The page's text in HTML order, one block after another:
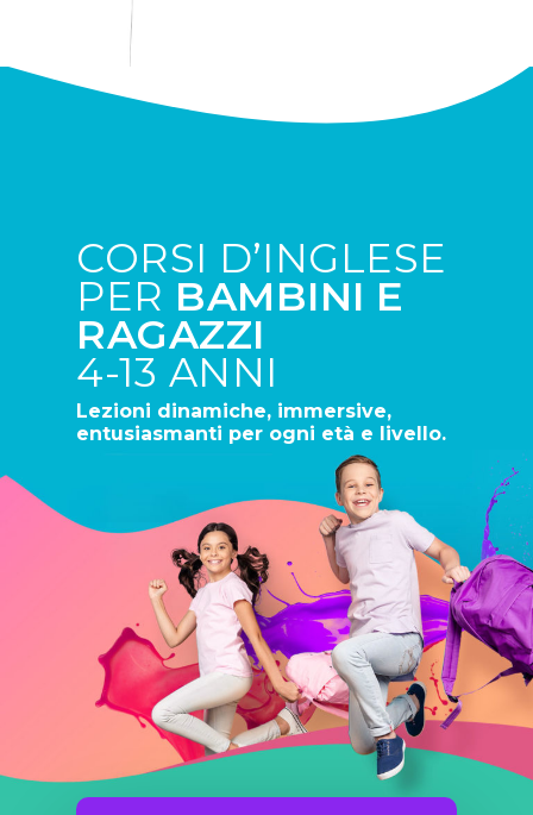
CORSI D’INGLESE
PER BAMBINI E
RAGAZZI
4-13 ANNI
Lezioni dinamiche, immersive,
entusiasmanti per ogni età e livello.